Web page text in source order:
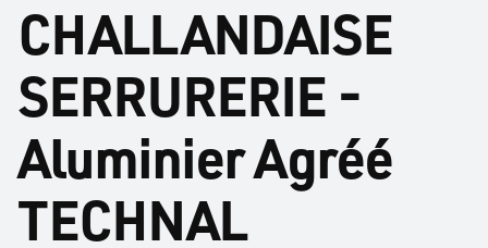
CHALLANDAISE
SERRURERIE -
Aluminier Agréé
TECHNAL